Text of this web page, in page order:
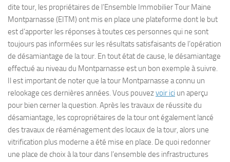
dite tour, les propriétaires de l’Ensemble Immobilier Tour Maine
Montparnasse (EITM) ont mis en place une plateforme dont le but
est d’apporter les réponses à toutes ces personnes qui ne sont
toujours pas informées sur les résultats satisfaisants de l’opération
de désamiantage de la tour. En tout état de cause, le désamiantage
effectué au niveau du Montparnasse est un bon exemple à suivre.
Il est important de noter que la tour Montparnasse a connu un
relookage ces dernières années. Vous pouvezvoir ici un aperçu
pour bien cerner la question. Après les travaux de réussite du
désamiantage, les copropriétaires de la tour ont également lancé
des travaux de réaménagement des locaux de la tour, alors une
vitrification plus moderne a été mise en place. De quoi redonner
une place de choix à la tour dans l’ensemble des infrastructures